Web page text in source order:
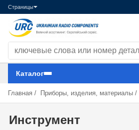
Страницы
Каталог
Главная / Приборы, изделия, материалы /
Инструмент